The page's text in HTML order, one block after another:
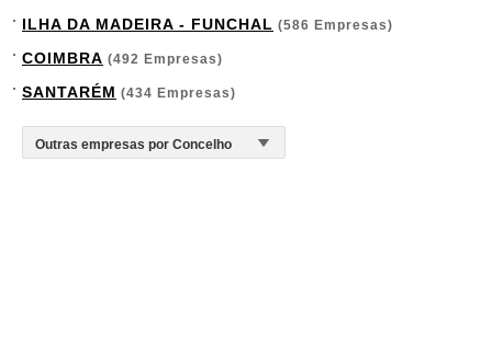
ILHA DA MADEIRA - FUNCHAL (586 Empresas)
COIMBRA (492 Empresas)
SANTARÉM (434 Empresas)